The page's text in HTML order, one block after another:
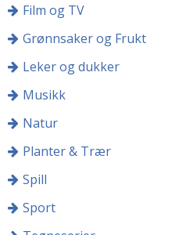
Film og TV
Grønnsaker og Frukt
Leker og dukker
Musikk
Natur
Planter & Trær
Spill
Sport